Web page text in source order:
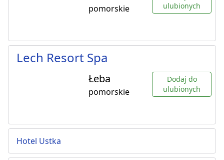
pomorskie
ulubionych
Lech Resort Spa
Łeba
pomorskie
Dodaj do
ulubionych
Hotel Ustka